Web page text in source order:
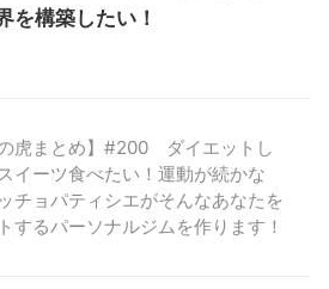
を構築したい！
の虎まとめ】#200 ダイエットし
イーツ食べたい！運動が続かな
チョパティシエがそんなあなたを
するパーソナルジムを作ります！